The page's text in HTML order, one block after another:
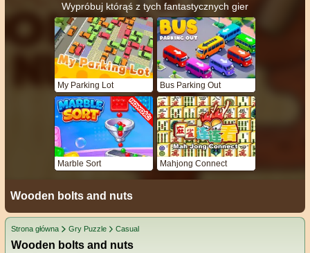
Wypróbuj którąś z tych fantastycznych gier
My Parking Lot Bus Parking Out
Marble Sort Mahjong Connect
Wooden bolts and nuts
Strona główna Gry Puzzle Casual
Wooden bolts and nuts